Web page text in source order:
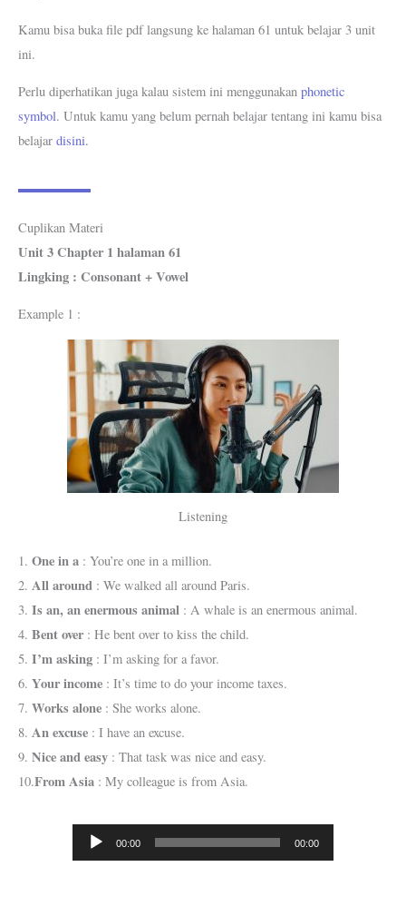
Kamu bisa buka file pdf langsung ke halaman 61 untuk belajar 3 unit
ini.
Perlu diperhatikan juga kalau sistem ini menggunakan phonetic
symbol. Untuk kamu yang belum pernah belajar tentang ini kamu bisa
belajar disini.
Cuplikan Materi
Unit 3 Chapter 1 halaman 61
Lingking : Consonant + Vowel
Example 1 :
Listening
1. One in a : You’re one in a million.
2. All around : We walked all around Paris.
3. Is an, an enermous animal : A whale is an enermous animal.
4. Bent over : He bent over to kiss the child.
5. I’m asking : I’m asking for a favor.
6. Your income : It’s time to do your income taxes.
7. Works alone : She works alone.
8. An excuse : I have an excuse.
9. Nice and easy : That task was nice and easy.
10.From Asia : My colleague is from Asia.
Pemutar
Audio
00:00 00:00